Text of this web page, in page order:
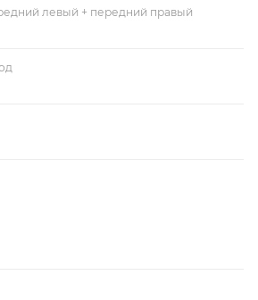
левый + передний правый